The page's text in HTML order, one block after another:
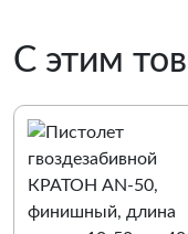
С этим